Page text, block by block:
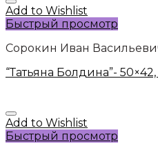
Add to Wishlist
Быстрый просмотр
Сорокин Иван
“Татьяна Болдина”-
Add to Wishlist
Быстрый просмотр